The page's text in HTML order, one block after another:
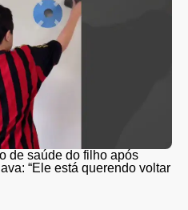
de saúde do filho após
“Ele está querendo voltar